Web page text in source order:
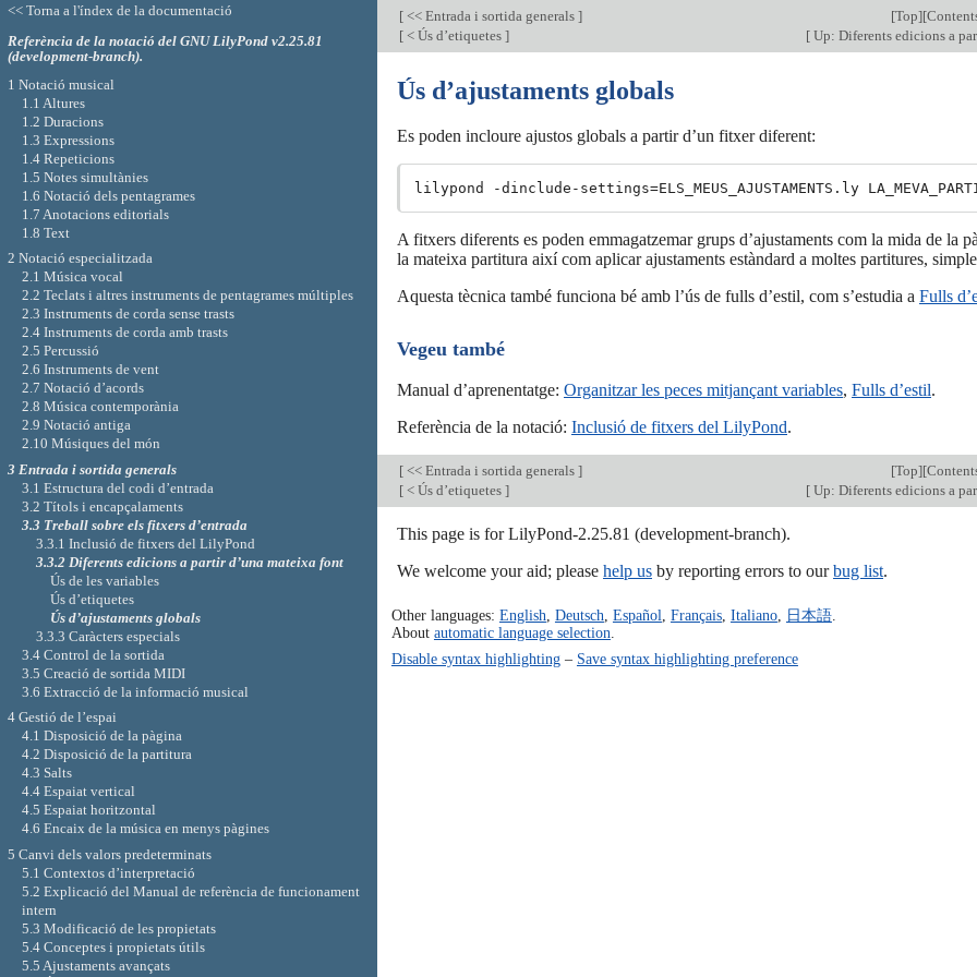
[ << Entrada i sortida generals ] [Top][
[ < Ús d’etiquetes ] [Up: Diferents edicions a
Ús d’ajustaments globals
Es poden incloure ajustos globals a partir d’un fitxer diferent:
A fitxers diferents es poden emmagatzemar grups d’ajustaments com la mida de
la mateixa partitura així com aplicar ajustaments estàndard a moltes partitures,
Aquesta tècnica també funciona bé amb l’ús de fulls d’estil, com s’estudia a Fulls
Vegeu també
Manual d’aprenentatge: Organitzar les peces mitjançant variables, Fulls d’estil.
Referència de la notació: Inclusió de fitxers del LilyPond.
[ << Entrada i sortida generals ] [Top][
[ < Ús d’etiquetes ] [Up: Diferents edicions a
This page is for LilyPond-2.25.81 (development-branch).
We welcome your aid; please help us by reporting errors to ourbug list.
Other languages: English, Deutsch, Español, Français, Italiano, 日本語.
About automatic language selection.
Disable syntax highlighting– Save syntax highlighting preference
<< Torna a l'índex de la documentació
Referència de la notació del GNU LilyPond v2.25.81
(development-branch).
1 Notació musical
1.1 Altures
1.2 Duracions
1.3 Expressions
1.4 Repeticions
1.5 Notes simultànies
1.6 Notació dels pentagrames
1.7 Anotacions editorials
1.8 Text
2 Notació especialitzada
2.1 Música vocal
2.2 Teclats i altres instruments de pentagrames múltiples
2.3 Instruments de corda sense trasts
2.4 Instruments de corda amb trasts
2.5 Percussió
2.6 Instruments de vent
2.7 Notació d’acords
2.8 Música contemporània
2.9 Notació antiga
2.10 Músiques del món
3 Entrada i sortida generals
3.1 Estructura del codi d’entrada
3.2 Títols i encapçalaments
3.3 Treball sobre els fitxers d’entrada
3.3.1 Inclusió de fitxers del LilyPond
3.3.2 Diferents edicions a partir d’una mateixa font
Ús de les variables
Ús d’etiquetes
Ús d’ajustaments globals
3.3.3 Caràcters especials
3.4 Control de la sortida
3.5 Creació de sortida MIDI
3.6 Extracció de la informació musical
4 Gestió de l’espai
4.1 Disposició de la pàgina
4.2 Disposició de la partitura
4.3 Salts
4.4 Espaiat vertical
4.5 Espaiat horitzontal
4.6 Encaix de la música en menys pàgines
5 Canvi dels valors predeterminats
5.1 Contextos d’interpretació
5.2 Explicació del Manual de referència de funcionament
intern
5.3 Modificació de les propietats
5.4 Conceptes i propietats útils
5.5 Ajustaments avançats